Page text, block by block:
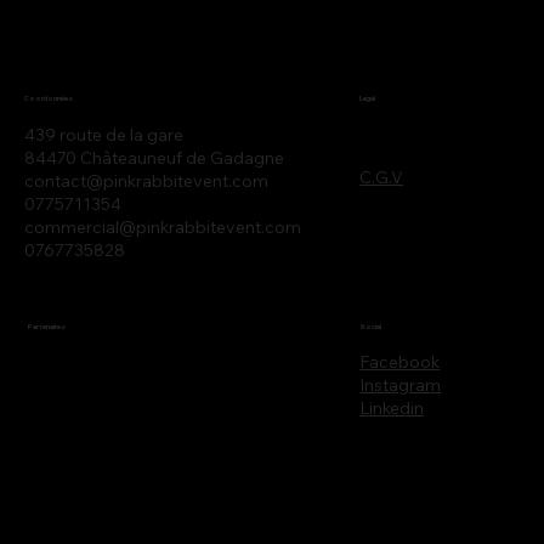
439 route de la gare
84470 Châteauneuf de Gadagne
contact@pinkrabbitevent.com
0775711354
commercial@pinkrabbitevent.com
0767735828
Coordonnées
C.G.V
Legal
Partenaires
Facebook
Instagram
Linkedin
Social